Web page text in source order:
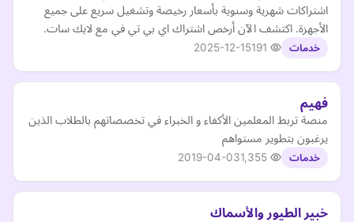
اشتراكات شهرية وسنوية بأسعار رخيصة وتشغيل سريع على جميع
الأجهزة. اكتشف الآن أرخص اشتراك اي بي تي في مع لايك سات.
خدمات 2025-12-15
فهيم
منصة تربط المعلمين الأكفاء و الخبراء في تخصصاتهم بالطلاب الذين
يرغبون بتطوير مستواهم
خدمات 2019-04-03
خبير الطيور والأسماك